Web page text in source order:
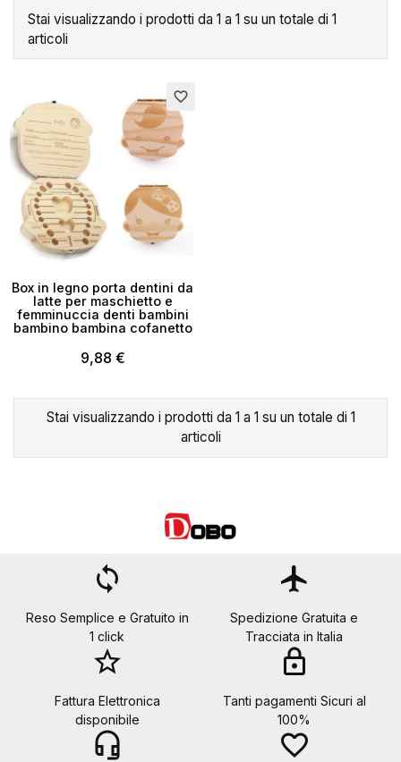
Stai visualizzando i prodotti da 1 a 1 su un totale di 1
articoli
favorite_border
Box in legno porta dentini da
latte per maschietto e
femminuccia denti bambini
bambino bambina cofanetto
9,88 €
Stai visualizzando i prodotti da 1 a 1 su un totale di 1
articoli
loop
Reso Semplice e Gratuito in
1 click
flight
Spedizione Gratuita e
Tracciata in Italia
star_border
Fattura Elettronica
disponibile
lock
Tanti pagamenti Sicuri al
100%
headset_mic favorite_border
Annulla Crea lista dei desideri